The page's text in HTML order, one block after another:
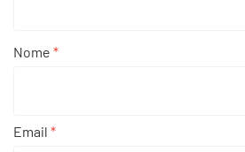
Nome *
Email *